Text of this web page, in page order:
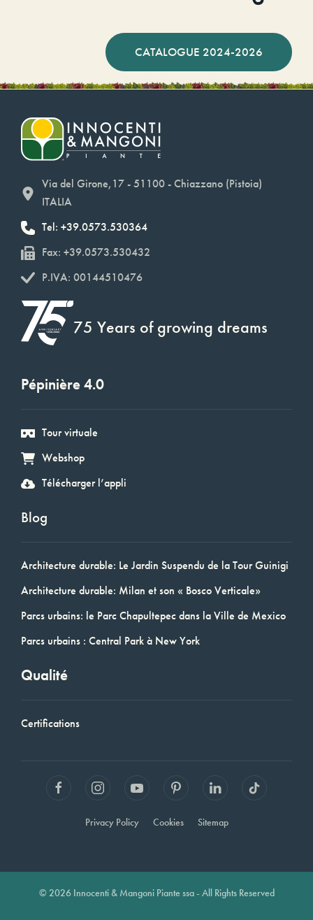
CATALOGUE 2024-2026
Via del Girone,17 - 51100 - Chiazzano (Pistoia)
ITALIA
Tel: +39.0573.530364
Fax: +39.0573.530432
P.IVA: 00144510476
75 Years of growing dreams
Pépinière 4.0
Tour virtuale
Webshop
Télécharger l’appli
Blog
Architecture durable: Le Jardin Suspendu de la Tour Guinigi
Architecture durable: Milan et son « Bosco Verticale»
Parcs urbains: le Parc Chapultepec dans la Ville de Mexico
Parcs urbains : Central Park à New York
Qualité
Certifications
Privacy Policy Cookies Sitemap
© 2026 Innocenti & Mangoni Piante ssa - All Rights Reserved